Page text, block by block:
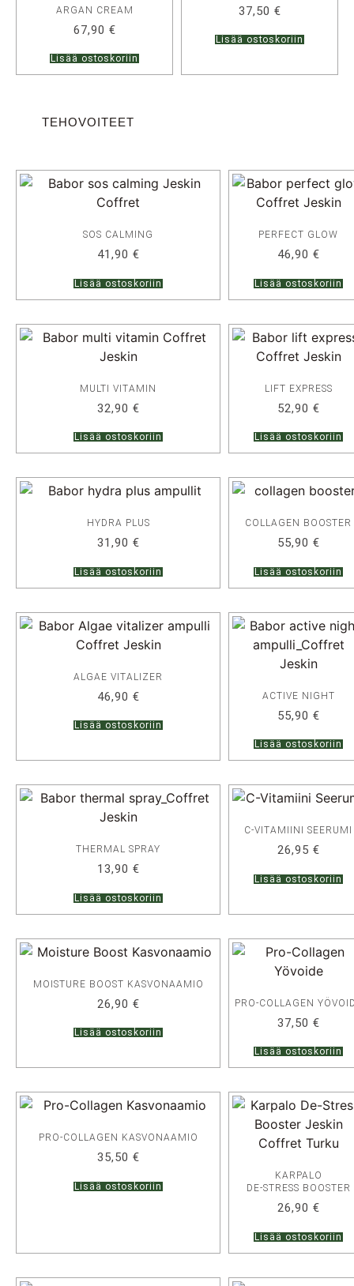
ARGAN CREAM
67,90 €
Lisää ostoskoriin
37,50 €
Lisää ostoskoriin
TEHOVOITEET
SOS CALMING
41,90 €
Lisää ostoskoriin
PERFECT GLOW
46,90 €
Lisää ostoskoriin
MULTI VITAMIN
32,90 €
Lisää ostoskoriin
LIFT EXPRESS
52,90 €
Lisää ostoskoriin
HYDRA PLUS
31,90 €
Lisää ostoskoriin
COLLAGEN BOOSTER
55,90 €
Lisää ostoskoriin
ALGAE VITALIZER
46,90 €
Lisää ostoskoriin
ACTIVE NIGHT
55,90 €
Lisää ostoskoriin
THERMAL SPRAY
13,90 €
Lisää ostoskoriin
C-VITAMIINI SEERUMI
26,95 €
Lisää ostoskoriin
MOISTURE BOOST KASVONAAMIO
26,90 €
Lisää ostoskoriin
PRO-COLLAGEN
37,50 €
Lisää ostoskoriin
PRO-COLLAGEN KASVONAAMIO
35,50 €
Lisää ostoskoriin
KARPALO
DE-STRESS BOOSTER
26,90 €
Lisää ostoskoriin